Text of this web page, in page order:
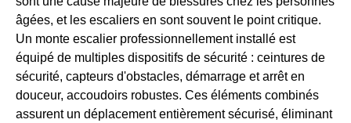
âgées, et les escaliers en sont souvent le point critique.
Un monte escalier professionnellement installé est
équipé de multiples dispositifs de sécurité : ceintures de
sécurité, capteurs d'obstacles, démarrage et arrêt en
douceur, accoudoirs robustes. Ces éléments combinés
assurent un déplacement entièrement sécurisé, éliminant